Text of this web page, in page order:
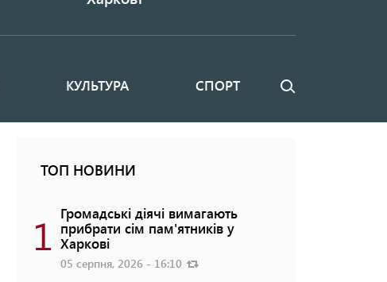
КУЛЬТУРА СПОРТ Пошук
ТОП НОВИНИ
1 Громадські діячі вимагають
прибрати сім пам'ятників у
Харкові
05 серпня, 2026 - 16:10